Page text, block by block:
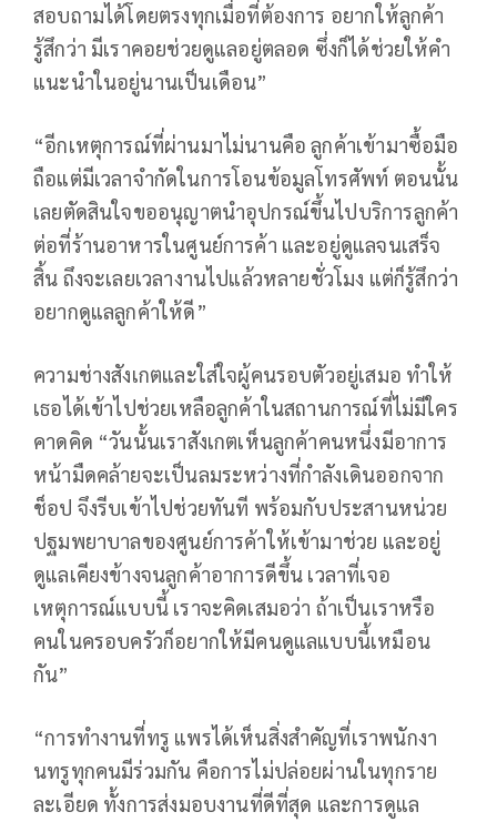
สอบถามได้โดยตรงทุกเมื่อที่ต้องการ อยากให้ลูกค้า
รู้สึกว่า มีเราคอยช่วยดูแลอยู่ตลอด ซึ่งก็ได้ช่วยให้คำ
แนะนำในอยู่นานเป็นเดือน”
“อีกเหตุการณ์ที่ผ่านมาไม่นานคือ ลูกค้าเข้ามาซื้อมือ
ถือแต่มีเวลาจำกัดในการโอนข้อมูลโทรศัพท์ ตอนนั้น
เลยตัดสินใจขออนุญาตนำอุปกรณ์ขึ้นไปบริการลูกค้า
ต่อที่ร้านอาหารในศูนย์การค้า และอยู่ดูแลจนเสร็จ
สิ้น ถึงจะเลยเวลางานไปแล้วหลายชั่วโมง แต่ก็รู้สึกว่า
อยากดูแลลูกค้าให้ดี”
ความช่างสังเกตและใส่ใจผู้คนรอบตัวอยู่เสมอ ทำให้
เธอได้เข้าไปช่วยเหลือลูกค้าในสถานการณ์ที่ไม่มีใคร
คาดคิด “วันนั้นเราสังเกตเห็นลูกค้าคนหนึ่งมีอาการ
หน้ามืดคล้ายจะเป็นลมระหว่างที่กำลังเดินออกจาก
ช็อป จึงรีบเข้าไปช่วยทันที พร้อมกับประสานหน่วย
ปฐมพยาบาลของศูนย์การค้าให้เข้ามาช่วย และอยู่
ดูแลเคียงข้างจนลูกค้าอาการดีขึ้น เวลาที่เจอ
เหตุการณ์แบบนี้ เราจะคิดเสมอว่า ถ้าเป็นเราหรือ
คนในครอบครัวก็อยากให้มีคนดูแลแบบนี้เหมือน
กัน”
“การทำงานที่ทรู แพรได้เห็นสิ่งสำคัญที่เราพนักงา
นทรูทุกคนมีร่วมกัน คือการไม่ปล่อยผ่านในทุกราย
ละเอียด ทั้งการส่งมอบงานที่ดีที่สุด และการดูแล